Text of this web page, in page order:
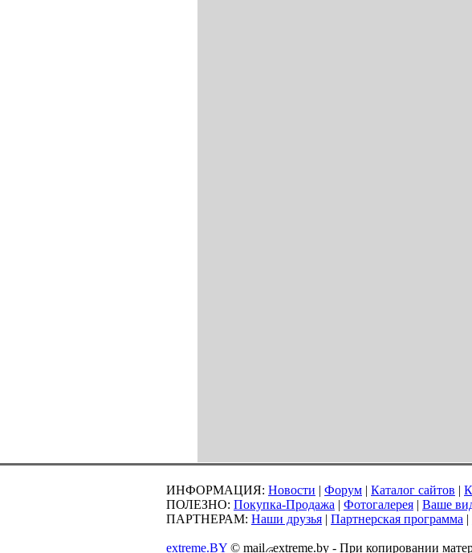
ИНФОРМАЦИЯ: Новости | Форум | Каталог сайтов |
ПОЛЕЗНО: Покупка-Продажа | Фотогалерея | Ваше
ПАРТНЕРАМ: Наши друзья | Партнерская программа |
extreme.BY © mail extreme.by - При копировании